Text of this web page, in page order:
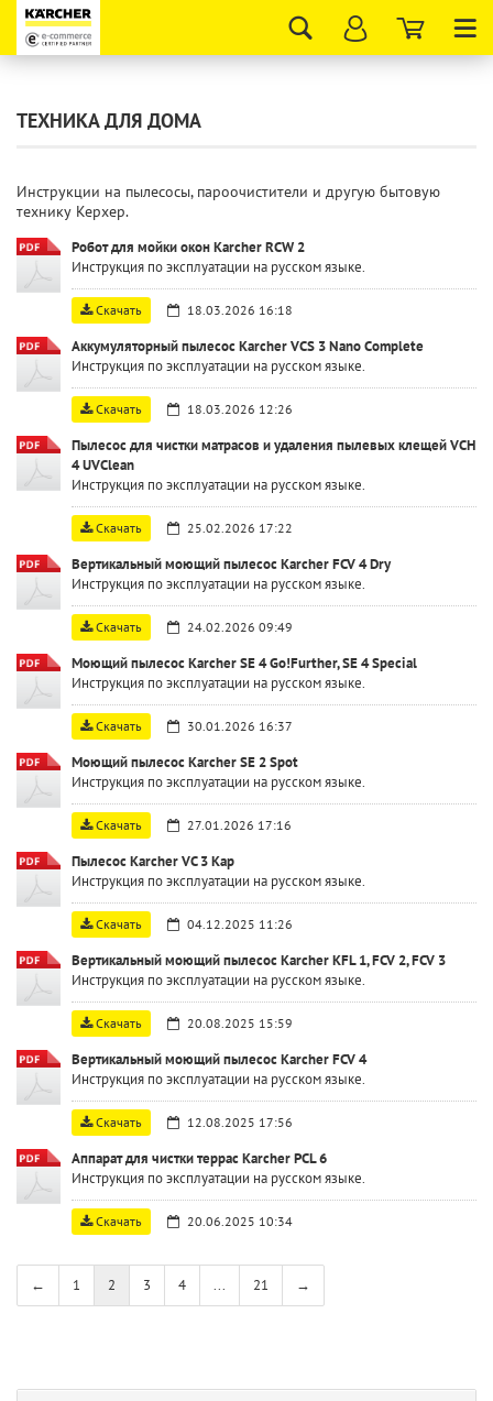
ТЕХНИКА ДЛЯ ДОМА
Инструкции на пылесосы, пароочистители и другую бытовую
технику Керхер.
Робот для мойки окон Karcher RCW 2
Инструкция по эксплуатации на русском языке.
Скачать 18.03.2026 16:18
Аккумуляторный пылесос Karcher VCS 3 Nano Complete
Инструкция по эксплуатации на русском языке.
Скачать 18.03.2026 12:26
Пылесос для чистки матрасов и удаления пылевых клещей VCH
4 UVClean
Инструкция по эксплуатации на русском языке.
Скачать 25.02.2026 17:22
Вертикальный моющий пылесос Karcher FCV 4 Dry
Инструкция по эксплуатации на русском языке.
Скачать 24.02.2026 09:49
Моющий пылесос Karcher SE 4 Go!Further, SE 4 Special
Инструкция по эксплуатации на русском языке.
Скачать 30.01.2026 16:37
Моющий пылесос Karcher SE 2 Spot
Инструкция по эксплуатации на русском языке.
Скачать 27.01.2026 17:16
Пылесос Karcher VC 3 Kap
Инструкция по эксплуатации на русском языке.
Скачать 04.12.2025 11:26
Вертикальный моющий пылесос Karcher KFL 1, FCV 2, FCV 3
Инструкция по эксплуатации на русском языке.
Скачать 20.08.2025 15:59
Вертикальный моющий пылесос Karcher FCV 4
Инструкция по эксплуатации на русском языке.
Скачать 12.08.2025 17:56
Аппарат для чистки террас Karcher PCL 6
Инструкция по эксплуатации на русском языке.
Скачать 20.06.2025 10:34
← 1 2 3 4 ... 21 →